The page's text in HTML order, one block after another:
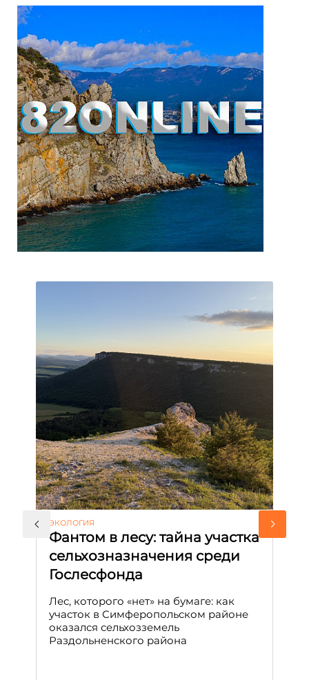
ЭКОЛОГИЯ
Фантом в лесу: тайна участка
сельхозназначения среди
Гослесфонда
Лес, которого «нет» на бумаге: как
участок в Симферопольском районе
оказался сельхозземель
Раздольненского района